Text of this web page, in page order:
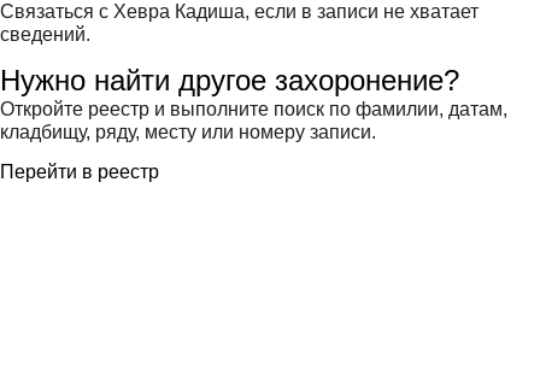
Связаться с Хевра Кадиша, если в записи не хватает
сведений.
Нужно найти другое захоронение?
Откройте реестр и выполните поиск по фамилии, датам,
кладбищу, ряду, месту или номеру записи.
Перейти в реестр